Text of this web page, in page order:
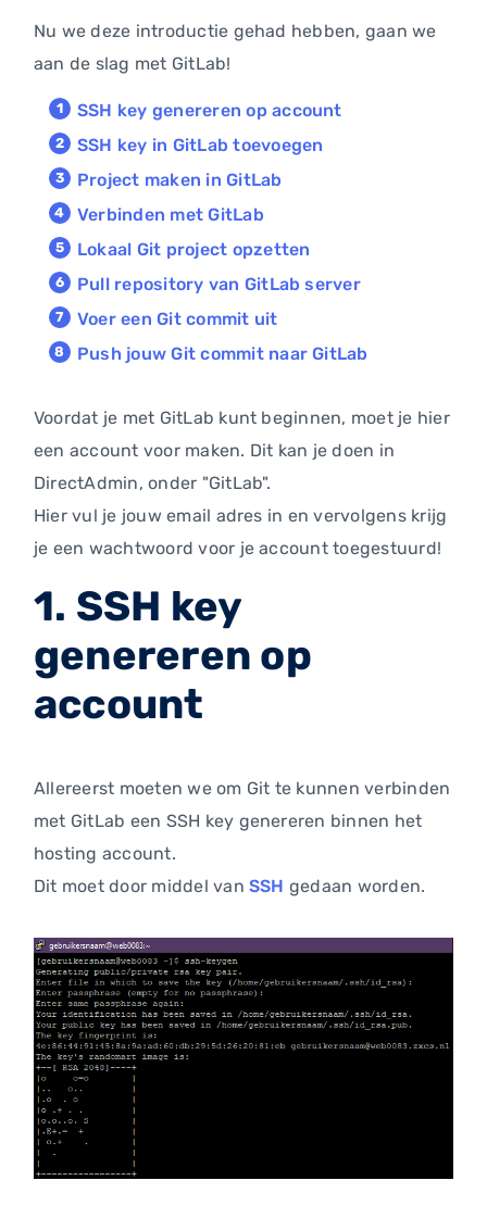
Nu we deze introductie gehad hebben, gaan we
aan de slag met GitLab!
SSH key genereren op account
SSH key in GitLab toevoegen
Project maken in GitLab
Verbinden met GitLab
Lokaal Git project opzetten
Pull repository van GitLab server
Voer een Git commit uit
Push jouw Git commit naar GitLab
Voordat je met GitLab kunt beginnen, moet je hier
een account voor maken. Dit kan je doen in
DirectAdmin, onder "GitLab".
Hier vul je jouw email adres in en vervolgens krijg
je een wachtwoord voor je account toegestuurd!
1. SSH key
genereren op
account
Allereerst moeten we om Git te kunnen verbinden
met GitLab een SSH key genereren binnen het
hosting account.
Dit moet door middel van SSH gedaan worden.